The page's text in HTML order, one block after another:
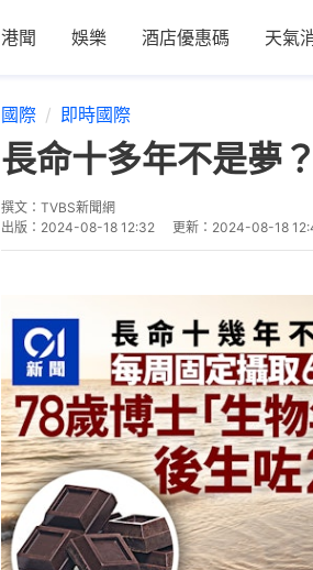
港聞 娛樂 酒店優惠碼 天氣
國際 即時國際
長命十多年不是夢
撰文： TVBS新聞網
出版： 2024-08-18 12:32 更新： 2024-08-18